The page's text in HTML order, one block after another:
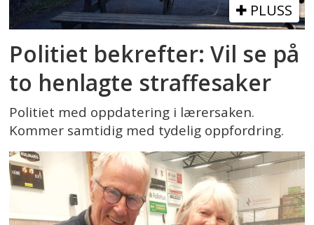
PLUSS
Politiet bekrefter: Vil se på
to henlagte straffesaker
Politiet med oppdatering i lærersaken.
Kommer samtidig med tydelig oppfordring.